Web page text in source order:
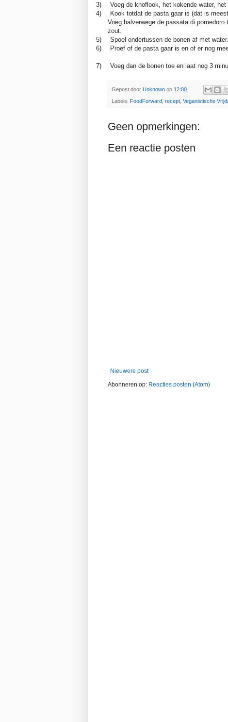
3)
Voeg de knoflook, het kokende water,
4)
Kook totdat de pasta gaar is (dat is
Voeg halverwege de passata di
zout.
5)
Spoel ondertussen de bonen af met water.
6)
Proef of de pasta gaar is en of er nog
7) Voeg dan de bonen toe en laat nog 3
Gepost door Unknown op 12:00
Labels: FoodForward recept Veganistische
Geen opmerkingen:
Een reactie posten
Nieuwere post
Abonneren op: Reacties posten (Atom)